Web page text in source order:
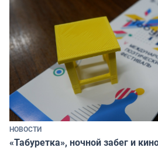
НОВОСТИ
«Табуретка», ночной забег и